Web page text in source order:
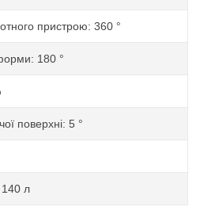
пристрою: 360 °
180 °
поверхні: 5 °
140 л